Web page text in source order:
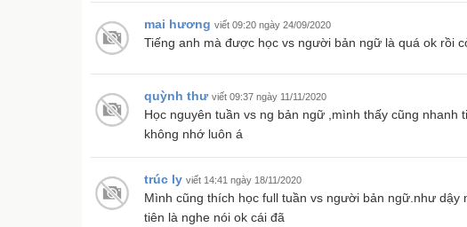
mai hương viết 09:20 ngày 24/09/2020
Tiếng anh mà được học vs người bản ngữ là quá ok rồi
quỳnh thư viết 09:37 ngày 11/11/2020
Học nguyên tuần vs ng bản ngữ ,mình thấy cũng
không nhớ luôn á
trúc ly viết 14:41 ngày 18/11/2020
Mình cũng thích học full tuần vs người bản ngữ.như
tiên là nghe nói ok cái đã